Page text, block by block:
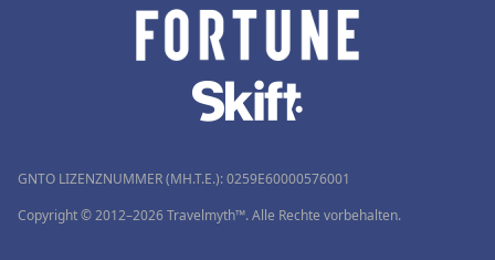
GNTO LIZENZNUMMER (MH.T.E.): 0259Ε60000576001
Copyright © 2012–2026 Travelmyth™. Alle Rechte vorbehalten.